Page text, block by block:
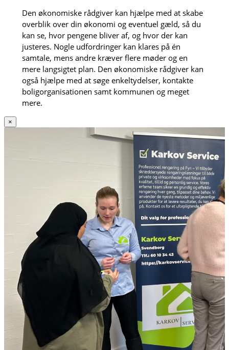
Den økonomiske rådgiver kan hjælpe med at skabe
overblik over din økonomi og eventuel gæld, så du
kan se, hvor pengene bliver af, og hvor der kan
justeres. Nogle udfordringer kan klares på én
samtale, mens andre kræver flere møder og en
mere langsigtet plan. Den økonomiske rådgiver kan
også hjælpe med at søge enkeltydelser, kontakte
boligorganisationen samt kommunen og meget
mere.
×